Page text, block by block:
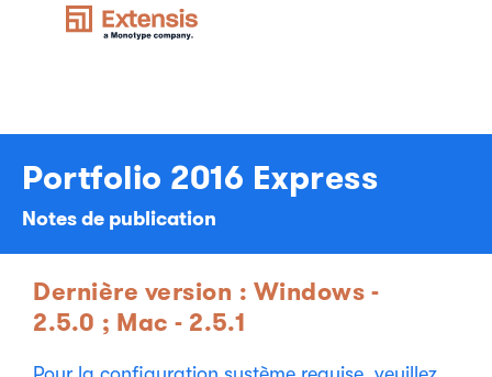
Portfolio 2016 Express
Notes de publication
Dernière version : Windows -
2.5.0 ; Mac - 2.5.1